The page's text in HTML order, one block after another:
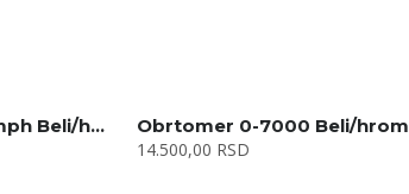
Brzinomer do 45 mph Beli/hrom
Obrtomer 0-7000 Beli/hrom
14.500,00 RSD